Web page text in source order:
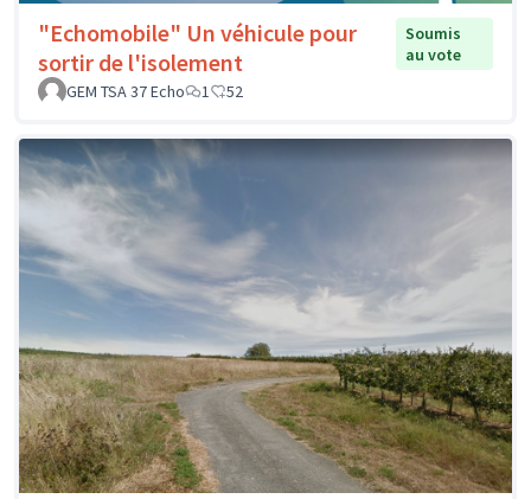
"Echomobile" Un véhicule pour
sortir de l'isolement
Soumis
au vote
GEM TSA 37 Echo
1 52